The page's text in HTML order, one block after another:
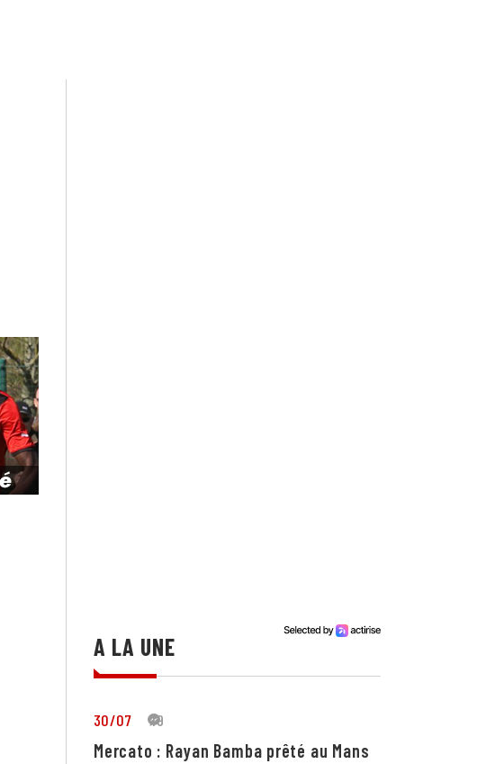
A LA UNE
30/07 19
Mercato : Rayan Bamba prêté au Mans